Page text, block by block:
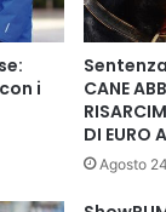
i
CANE
DI EURO
Agosto